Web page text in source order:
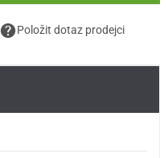
Položit dotaz prodejci